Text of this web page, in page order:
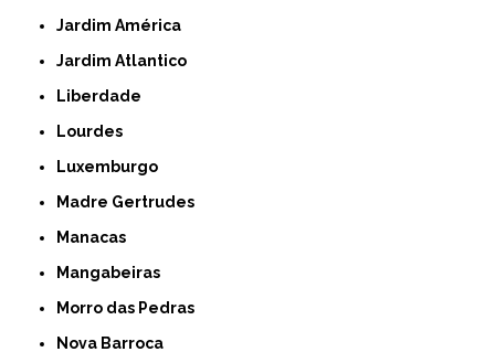
Jardim América
Jardim Atlantico
Liberdade
Lourdes
Luxemburgo
Madre Gertrudes
Manacas
Mangabeiras
Morro das Pedras
Nova Barroca